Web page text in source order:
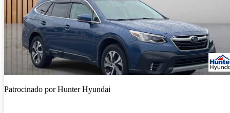
Patrocinado porHunter Hyundai